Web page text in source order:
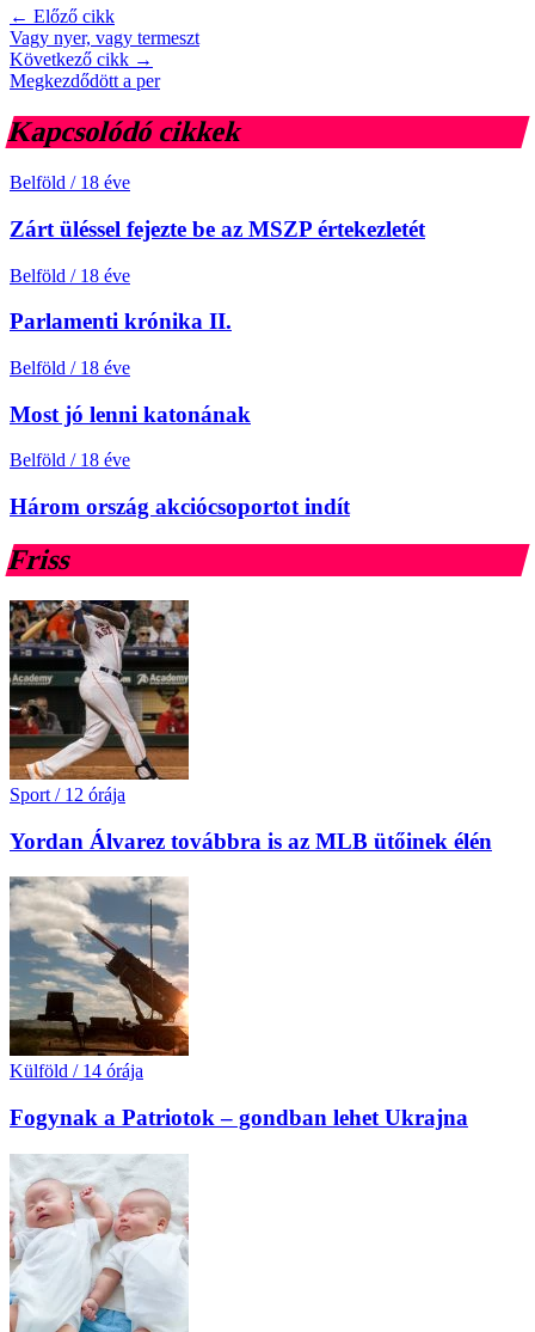
← Előző cikk
Vagy nyer, vagy termeszt
Következő cikk →
Megkezdődött a per
Kapcsolódó cikkek
Belföld / 18 éve
Zárt üléssel fejezte be az MSZP értekezletét
Belföld / 18 éve
Parlamenti krónika II.
Belföld / 18 éve
Most jó lenni katonának
Belföld / 18 éve
Három ország akciócsoportot indít
Friss
Sport / 12 órája
Yordan Álvarez továbbra is az MLB ütőinek élén
Külföld / 14 órája
Fogynak a Patriotok – gondban lehet Ukrajna